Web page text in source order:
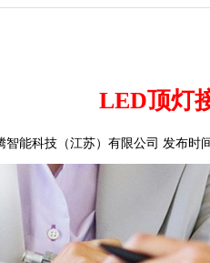
LED顶灯
智能科技（江苏）有限公司 发布时